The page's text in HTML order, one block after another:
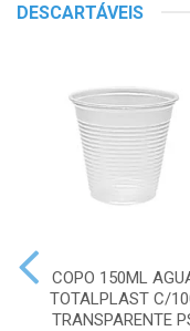
DESCARTÁVEIS
COPO 150ML
TOTALPLAST C/
TRANSPARENTE